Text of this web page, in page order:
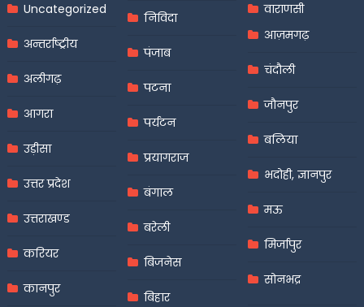
Uncategorized
अन्तर्राष्ट्रीय
अलीगढ़
आगरा
उड़ीसा
उत्तर प्रदेश
उत्तराखण्ड
करियर
कानपुर
निविदा
पंजाब
पटना
पर्यटन
प्रयागराज
बंगाल
बरेली
बिजनेस
बिहार
वाराणसी
आज़मगढ़
चंदौली
जौनपुर
बलिया
भदोही, ज्ञानपुर
मऊ
मिर्जापुर
सोनभद्र